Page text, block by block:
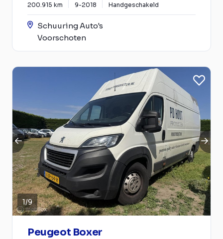
200.915 km 9-2018 Handgeschakeld
Schuuring Auto's
Voorschoten
1/9
Peugeot Boxer